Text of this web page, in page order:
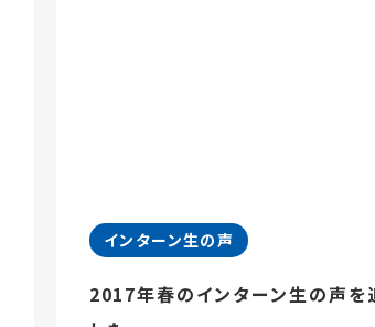
インターン生の声
2017年春のインターン生の声を